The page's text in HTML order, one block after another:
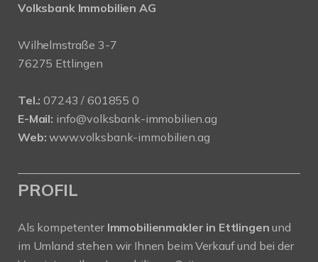
Volksbank Immobilien AG
Wilhelmstraße 3-7
76275 Ettlingen
Tel.: 07243 / 601855 0
E-Mail: info@volksbank-immobilien.ag
Web: www.volksbank-immobilien.ag
PROFIL
Als kompetenter Immobilienmakler in Ettlingen und
im Umland stehen wir Ihnen beim Verkauf und bei der